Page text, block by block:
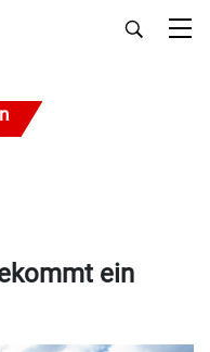
ein